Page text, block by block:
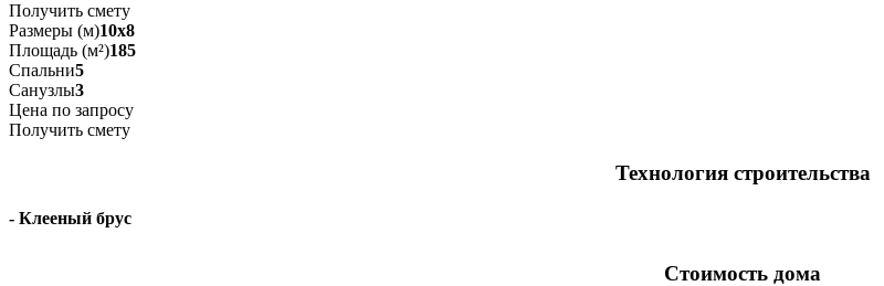
Получить смету
Размеры (м)10х8
Площадь (м²)185
Спальни5
Санузлы3
Цена по запросу
Получить смету
Технология строительства
- Клееный брус
Стоимость дома